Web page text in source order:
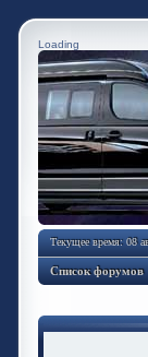
Loading
Текущее время: 08
Список форумов